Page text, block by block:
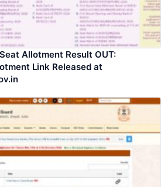
Allotment Result OUT:
Link Released at